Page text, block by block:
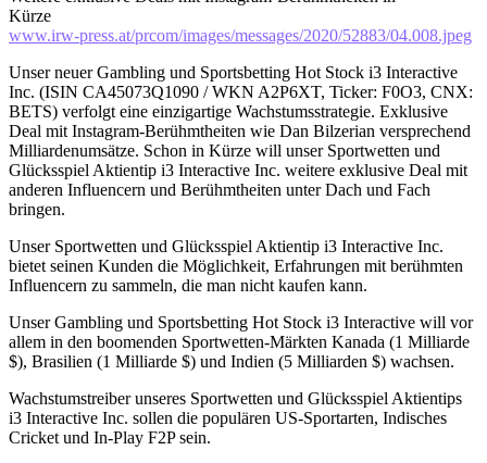
Kürze
www.irw-press.at/prcom/images/messages/2020/52883/04.008.jpeg
Unser neuer Gambling und Sportsbetting Hot Stock i3 Interactive
Inc. (ISIN CA45073Q1090 / WKN A2P6XT, Ticker: F0O3, CNX:
BETS) verfolgt eine einzigartige Wachstumsstrategie. Exklusive
Deal mit Instagram-Berühmtheiten wie Dan Bilzerian versprechend
Milliardenumsätze. Schon in Kürze will unser Sportwetten und
Glücksspiel Aktientip i3 Interactive Inc. weitere exklusive Deal mit
anderen Influencern und Berühmtheiten unter Dach und Fach
bringen.
Unser Sportwetten und Glücksspiel Aktientip i3 Interactive Inc.
bietet seinen Kunden die Möglichkeit, Erfahrungen mit berühmten
Influencern zu sammeln, die man nicht kaufen kann.
Unser Gambling und Sportsbetting Hot Stock i3 Interactive will vor
allem in den boomenden Sportwetten-Märkten Kanada (1 Milliarde
$), Brasilien (1 Milliarde $) und Indien (5 Milliarden $) wachsen.
Wachstumstreiber unseres Sportwetten und Glücksspiel Aktientips
i3 Interactive Inc. sollen die populären US-Sportarten, Indisches
Cricket und In-Play F2P sein.